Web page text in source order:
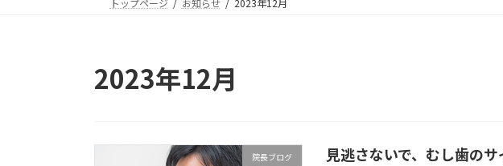
2023年12月
院長ブログ 見逃さないで、むし歯のサ